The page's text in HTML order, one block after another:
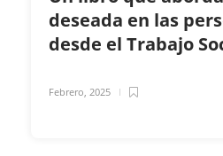
deseada en las
desde el Trabajo
Febrero, 2025